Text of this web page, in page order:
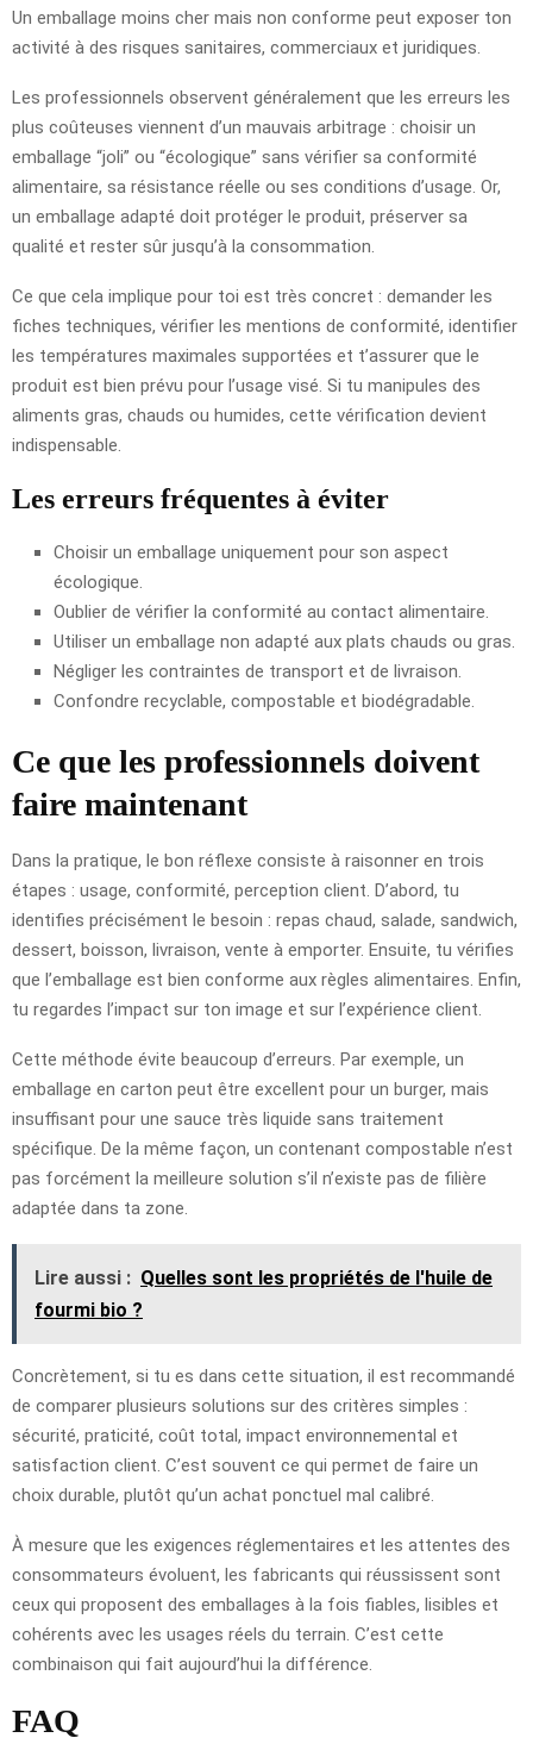
Un emballage moins cher mais non conforme peut exposer ton
activité à des risques sanitaires, commerciaux et juridiques.
Les professionnels observent généralement que les erreurs les
plus coûteuses viennent d’un mauvais arbitrage : choisir un
emballage “joli” ou “écologique” sans vérifier sa conformité
alimentaire, sa résistance réelle ou ses conditions d’usage. Or,
un emballage adapté doit protéger le produit, préserver sa
qualité et rester sûr jusqu’à la consommation.
Ce que cela implique pour toi est très concret : demander les
fiches techniques, vérifier les mentions de conformité, identifier
les températures maximales supportées et t’assurer que le
produit est bien prévu pour l’usage visé. Si tu manipules des
aliments gras, chauds ou humides, cette vérification devient
indispensable.
Les erreurs fréquentes à éviter
Choisir un emballage uniquement pour son aspect
écologique.
Oublier de vérifier la conformité au contact alimentaire.
Utiliser un emballage non adapté aux plats chauds ou gras.
Négliger les contraintes de transport et de livraison.
Confondre recyclable, compostable et biodégradable.
Ce que les professionnels doivent
faire maintenant
Dans la pratique, le bon réflexe consiste à raisonner en trois
étapes : usage, conformité, perception client. D’abord, tu
identifies précisément le besoin : repas chaud, salade, sandwich,
dessert, boisson, livraison, vente à emporter. Ensuite, tu vérifies
que l’emballage est bien conforme aux règles alimentaires. Enfin,
tu regardes l’impact sur ton image et sur l’expérience client.
Cette méthode évite beaucoup d’erreurs. Par exemple, un
emballage en carton peut être excellent pour un burger, mais
insuffisant pour une sauce très liquide sans traitement
spécifique. De la même façon, un contenant compostable n’est
pas forcément la meilleure solution s’il n’existe pas de filière
adaptée dans ta zone.
Lire aussi : Quelles sont les propriétés de l'huile de
fourmi bio ?
Concrètement, si tu es dans cette situation, il est recommandé
de comparer plusieurs solutions sur des critères simples :
sécurité, praticité, coût total, impact environnemental et
satisfaction client. C’est souvent ce qui permet de faire un
choix durable, plutôt qu’un achat ponctuel mal calibré.
À mesure que les exigences réglementaires et les attentes des
consommateurs évoluent, les fabricants qui réussissent sont
ceux qui proposent des emballages à la fois fiables, lisibles et
cohérents avec les usages réels du terrain. C’est cette
combinaison qui fait aujourd’hui la différence.
FAQ